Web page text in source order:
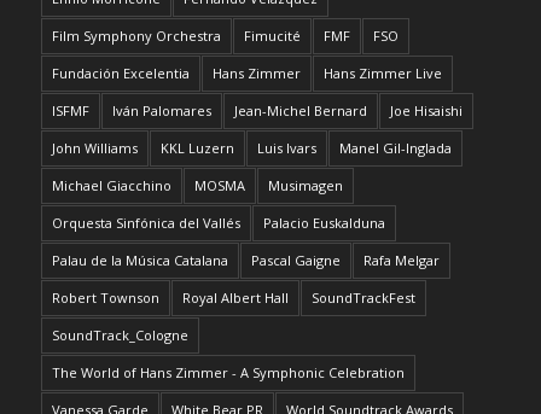
Film Symphony Orchestra Fimucité FMF FSO
Fundación Excelentia Hans Zimmer Hans Zimmer Live
ISFMF Iván Palomares Jean-Michel Bernard Joe Hisaishi
John Williams KKL Luzern Luis Ivars Manel Gil-Inglada
Michael Giacchino MOSMA Musimagen
Orquesta Sinfónica del Vallés Palacio Euskalduna
Palau de la Música Catalana Pascal Gaigne Rafa Melgar
Robert Townson Royal Albert Hall SoundTrackFest
SoundTrack_Cologne
The World of Hans Zimmer - A Symphonic Celebration
Vanessa Garde White Bear PR World Soundtrack Awards